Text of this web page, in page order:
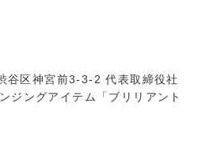
谷区神宮前3-3-2 代表取締役社
ジングアイテム「ブリリアント